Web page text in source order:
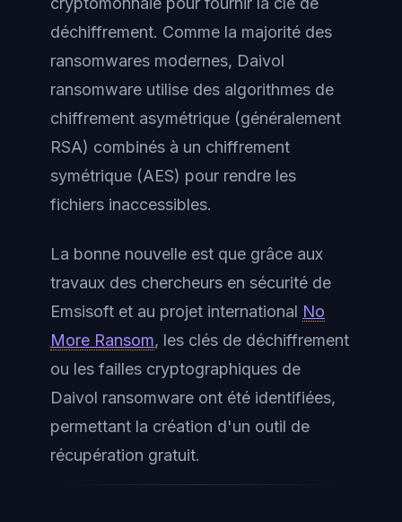
déchiffrement. Comme la majorité des
ransomwares modernes, Daivol
ransomware utilise des algorithmes de
chiffrement asymétrique (généralement
RSA) combinés à un chiffrement
symétrique (AES) pour rendre les
fichiers inaccessibles.
La bonne nouvelle est que grâce aux
travaux des chercheurs en sécurité de
Emsisoft et au projet international No
More Ransom, les clés de déchiffrement
ou les failles cryptographiques de
Daivol ransomware ont été identifiées,
permettant la création d'un outil de
récupération gratuit.